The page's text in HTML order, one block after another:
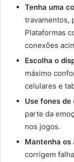
Tenha uma
travamentos,
Plataformas
conexões
Escolha o
máximo
celulares e
Use fones de
parte da
nos jogos.
Mantenha os
corrigem